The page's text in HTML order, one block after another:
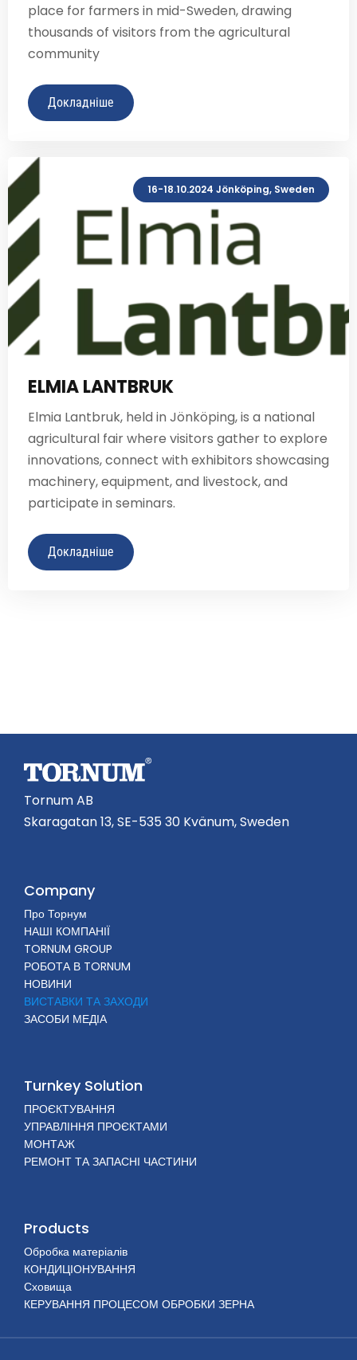
place for farmers in mid-Sweden, drawing
thousands of visitors from the agricultural
community
Докладніше
16-18.10.2024 Jönköping, Sweden
ELMIA LANTBRUK
Elmia Lantbruk, held in Jönköping, is a national
agricultural fair where visitors gather to explore
innovations, connect with exhibitors showcasing
machinery, equipment, and livestock, and
participate in seminars.
Докладніше
Tornum AB
Skaragatan 13, SE-535 30 Kvänum, Sweden
Company
Про Торнум
НАШІ КОМПАНІЇ
TORNUM GROUP
РОБОТА В TORNUM
НОВИНИ
ВИСТАВКИ ТА ЗАХОДИ
ЗАСОБИ МЕДІА
Turnkey Solution
ПРОЄКТУВАННЯ
УПРАВЛІННЯ ПРОЄКТАМИ
МОНТАЖ
РЕМОНТ ТА ЗАПАСНІ ЧАСТИНИ
Products
Обробка матеріалів
КОНДИЦІОНУВАННЯ
Сховища
КЕРУВАННЯ ПРОЦЕСОМ ОБРОБКИ ЗЕРНА